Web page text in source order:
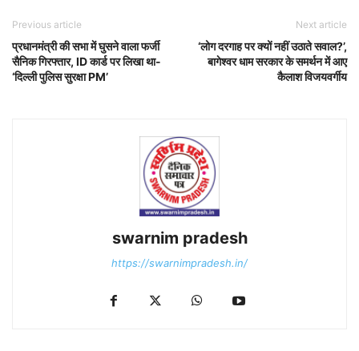
Previous article
प्रधानमंत्री की सभा में घुसने वाला फर्जी
सैनिक गिरफ्तार, ID कार्ड पर लिखा था-
‘दिल्ली पुलिस सुरक्षा PM’
Next article
‘लोग दरगाह पर क्यों नहीं उठाते सवाल?’,
बागेश्वर धाम सरकार के समर्थन में आए
कैलाश विजयवर्गीय
swarnim pradesh
https://swarnimpradesh.in/